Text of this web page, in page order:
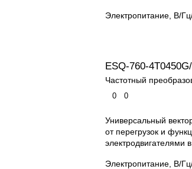
Электропитание, В/
ESQ-760-
Частотный
0 0
Универсальный
от перегрузок и
электродвигателями
Электропитание, В/